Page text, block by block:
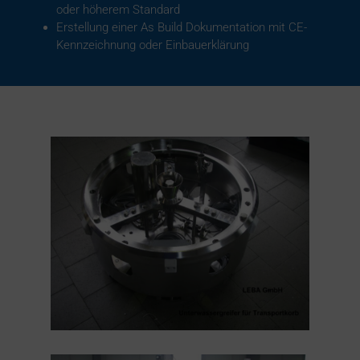
oder höherem Standard
Erstellung einer As Build Dokumentation mit CE-
Kennzeichnung oder Einbauerklärung